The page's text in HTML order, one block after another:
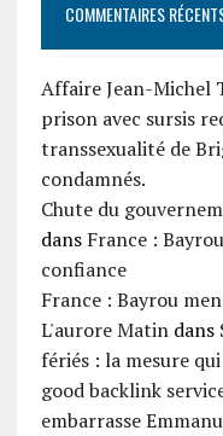
COMMENTAIRES
Affaire Jean-Michel
prison avec sursis
transsexualité de
condamnés.
Chute du
dans France :
confiance
France : Bayrou
L'aurore Matindans
fériés : la mesure
good backlink
embarrasse